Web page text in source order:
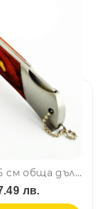
Сгъваем нож COLUMBIA D-140, 24.5 см обща дължина, D140
лв.